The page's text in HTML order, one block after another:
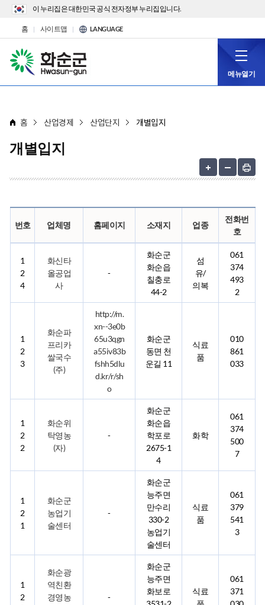
이 누리집은 대한민국 공식 전자정부 누리집입니다.
홈 사이트맵 LANGUAGE
메뉴열기
홈 산업경제 산업단지 개별입지
개별입지
번호 업체명 홈페이지 소재지 업종
전화번
호
1
2
4
화신타
올공업
사
-
화순군
화순읍
칠충로
44-2
섬
유/
의복
061
374
493
2
1
2
3
화순파
프리카
쌀국수
(주)
http://m.
xn--3e0b
65u3qgn
a55iv83b
fshh5dlu
d.kr/r/sh
o
화순군
동면 천
운길 11
식료
품
010
861
033
1
2
2
화순위
탁영농
(자)
-
화순군
화순읍
학포로
2675-1
4
화학
061
374
500
7
1
2
1
화순군
농업기
술센터
-
화순군
능주면
만수리
330-2
농업기
술센터
식료
품
061
379
541
3
1
2
화순광
역친환
경영농
-
화순군
능주면
화보로
식료
061
371